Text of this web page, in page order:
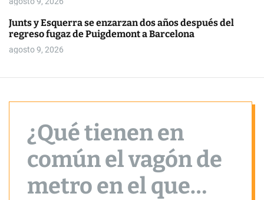
Junts y Esquerra se enzarzan dos años después del
regreso fugaz de Puigdemont a Barcelona
agosto 9, 2026
¿Qué tienen en
común el vagón de
metro en el que